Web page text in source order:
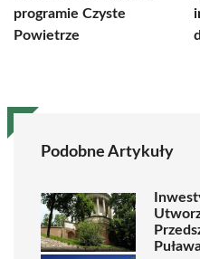
programie Czyste
Powietrze
Podobne Artykuły